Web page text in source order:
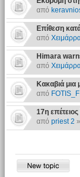
από
Επίθεση
από
Himara
από
Κακαβιά μια
από FOTIS_F
17η
από priest 2